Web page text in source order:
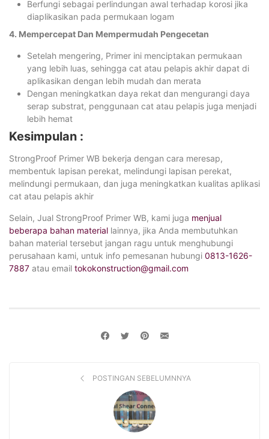
Berfungi sebagai perlindungan awal terhadap korosi jika
diaplikasikan pada permukaan logam
4. Mempercepat Dan Mempermudah Pengecetan
Setelah mengering, Primer ini menciptakan permukaan
yang lebih luas, sehingga cat atau pelapis akhir dapat di
aplikasikan dengan lebih mudah dan merata
Dengan meningkatkan daya rekat dan mengurangi daya
serap substrat, penggunaan cat atau pelapis juga menjadi
lebih hemat
Kesimpulan :
StrongProof Primer WB bekerja dengan cara meresap,
membentuk lapisan perekat, melindungi lapisan perekat,
melindungi permukaan, dan juga meningkatkan kualitas aplikasi
cat atau pelapis akhir
Selain, Jual StrongProof Primer WB, kami juga menjual
beberapa bahan material lainnya, jika Anda membutuhkan
bahan material tersebut jangan ragu untuk menghubungi
perusahaan kami, untuk info pemesanan hubungi 0813-1626-
7887 atau email tokokonstruction@gmail.com
POSTINGAN SEBELUMNNYA